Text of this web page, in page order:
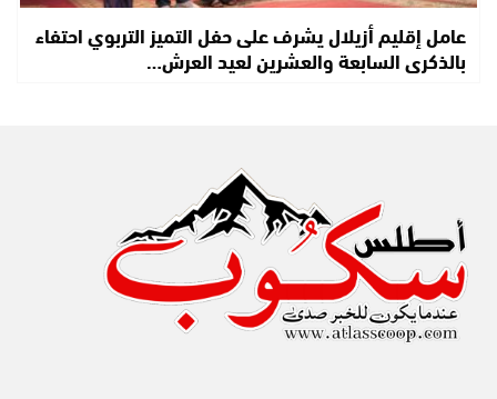
عامل إقليم أزيلال يشرف على حفل التميز التربوي احتفاء
بالذكرى السابعة والعشرين لعيد العرش…